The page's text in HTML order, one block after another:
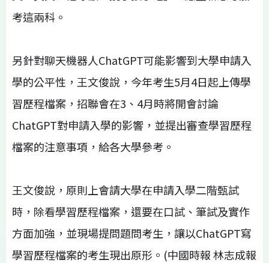
考這兩科。
另針對聊天機器人ChatGPT可能影響到大學申請入
學的公平性，王文俊說，今年考生5月4日起上傳學
習歷程檔案，招聯會在3、4月時將開會討論
ChatGPT對申請入學的影響，並提出審查學習歷程
檔案的注意事項，給各大學參考。
王文俊說，原則上會請大學在申請入學二階甄試
時，除看學習歷程檔案，還要在口試、筆試及實作
方面加強，並現場提問題問考生，讓以ChatGPT寫
學習歷程檔案的考生現出原形。(中國時報 林志成報